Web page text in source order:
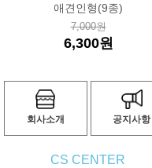
애견인형(9종)
7,000원
6,300원
회사소개 공지사항
CS CENTER